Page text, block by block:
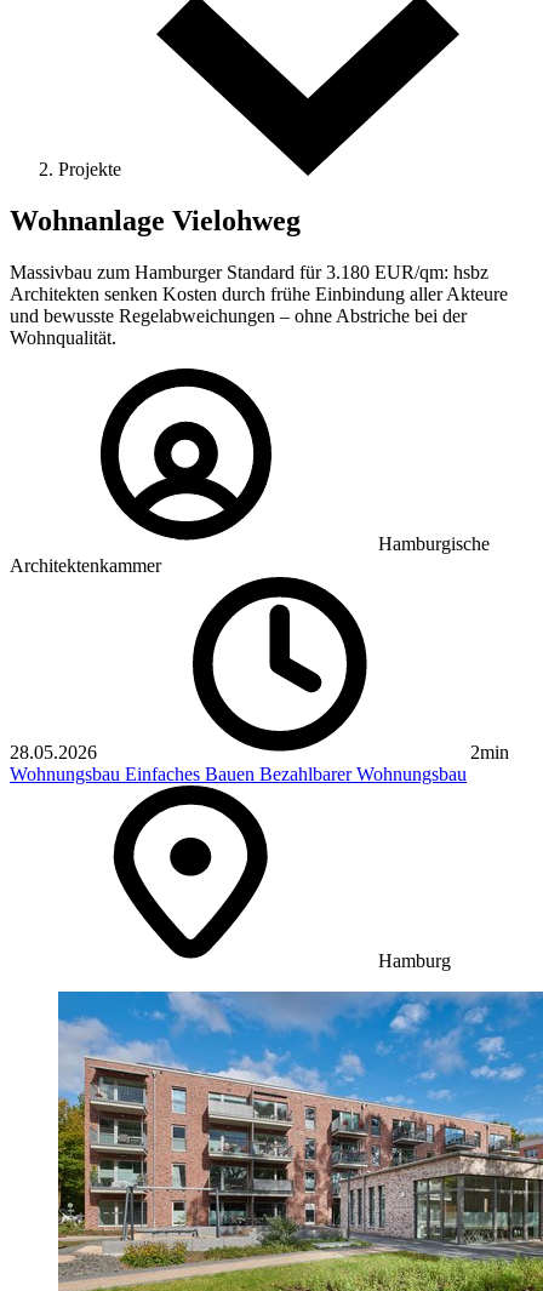
Projekte
Wohnanlage Vielohweg
Massivbau zum Hamburger Standard für 3.180 EUR/qm: hsbz
Architekten senken Kosten durch frühe Einbindung aller Akteure
und bewusste Regelabweichungen – ohne Abstriche bei der
Wohnqualität.
Hamburgische
Architektenkammer
28.05.2026
2min
Wohnungsbau Einfaches Bauen Bezahlbarer Wohnungsbau
Hamburg